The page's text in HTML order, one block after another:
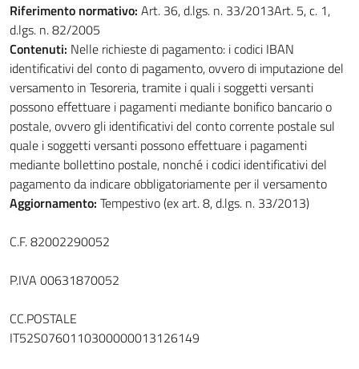
Riferimento normativo: Art. 36, d.lgs. n. 33/2013Art. 5, c. 1,
d.lgs. n. 82/2005
Contenuti: Nelle richieste di pagamento: i codici IBAN
identificativi del conto di pagamento, ovvero di imputazione del
versamento in Tesoreria, tramite i quali i soggetti versanti
possono effettuare i pagamenti mediante bonifico bancario o
postale, ovvero gli identificativi del conto corrente postale sul
quale i soggetti versanti possono effettuare i pagamenti
mediante bollettino postale, nonché i codici identificativi del
pagamento da indicare obbligatoriamente per il versamento
Aggiornamento: Tempestivo (ex art. 8, d.lgs. n. 33/2013)
C.F. 82002290052
P.IVA 00631870052
CC.POSTALE
IT52S0760110300000013126149